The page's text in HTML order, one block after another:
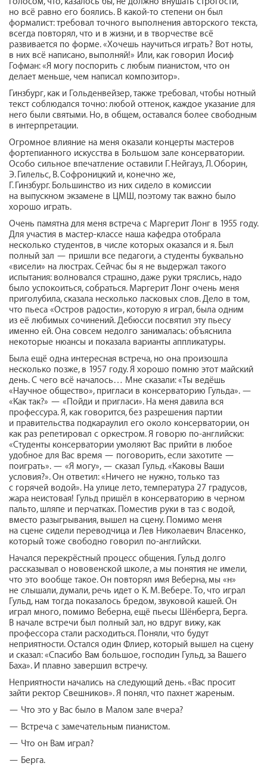
но всё равно его боялись. В какой-то степени он был
формалист: требовал точного выполнения авторского текста,
всегда повторял, что и в жизни, и в творчестве всё
развивается по форме. «Хочешь научиться играть? Вот ноты,
в них всё написано, выполняй!» Или, как говорил Иосиф
Гофман: «Я могу поспорить с любым пианистом, что он
делает меньше, чем написал композитор».
Гинзбург, как и Гольденвейзер, также требовал, чтобы нотный
текст соблюдался точно: любой оттенок, каждое указание для
него были святыми. Но, в общем, оставался более свободным
в интерпретации.
Огромное влияние на меня оказали концерты мастеров
фортепианного искусства в Большом зале консерватории.
Особо сильное впечатление оставили Г. Нейгауз, Л. Оборин,
Э. Гилельс, В. Софроницкий и, конечно же,
Г. Гинзбург. Большинство из них сидело в комиссии
на выпускном экзамене в ЦМШ, поэтому так важно было
хорошо играть.
Очень памятна для меня встреча с Маргерит Лонг в 1955 году.
Для участия в мастер-классе наша кафедра отобрала
несколько студентов, в числе которых оказался и я. Был
полный зал — пришли все педагоги, а студенты буквально
«висели» на люстрах. Сейчас бы я не выдержал такого
испытания: волновался страшно, даже руки тряслись, надо
было успокоиться, собраться. Маргерит Лонг очень меня
приголубила, сказала несколько ласковых слов. Дело в том,
что пьеса «Остров радости», которую я играл, была одним
из её любимых сочинений. Дебюсси посвятил эту пьесу
именно ей. Она совсем недолго занималась: объяснила
некоторые нюансы и показала варианты аппликатуры.
Была ещё одна интересная встреча, но она произошла
несколько позже, в 1957 году. Я хорошо помню этот майский
день. С чего всё началось… Мне сказали: «Ты ведёшь
«Научное общество», пригласи в консерваторию Гульда». —
«Как так?» — «Пойди и пригласи». На меня давила вся
профессура. Я, как говорится, без разрешения партии
и правительства подкараулил его около консерватории, он
как раз репетировал с оркестром. Я говорю по-английски:
«Студенты консерватории умоляют Вас прийти в любое
удобное для Вас время — поговорить, если захотите —
поиграть». — «Я могу», — сказал Гульд. «Каковы Ваши
условия?». Он ответил: «Ничего не нужно, только таз
с горячей водой». На улице лето, температура 27 градусов,
жара неистовая! Гульд пришёл в консерваторию в черном
пальто, шляпе и перчатках. Поместив руки в таз с водой,
вместо разыгрывания, вышел на сцену. Помимо меня
на сцене сидели переводчица и Лев Николаевич Власенко,
который тоже свободно говорил по-английски.
Начался перекрёстный процесс общения. Гульд долго
рассказывал о нововенской школе, а мы понятия не имели,
что это вообще такое. Он повторял имя Веберна, мы «н»
не слышали, думали, речь идет о К. М. Вебере. То, что играл
Гульд, нам тогда показалось бредом, звуковой кашей. Он
играл много, помимо Веберна, ещё пьесы Шёнберга, Берга.
В начале встречи был полный зал, но вдруг вижу, как
профессора стали расходиться. Поняли, что будут
неприятности. Остался один Флиер, который вышел на сцену
и сказал: «Спасибо Вам большое, господин Гульд, за Вашего
Баха». И плавно завершил встречу.
Неприятности начались на следующий день. «Вас просит
зайти ректор Свешников». Я понял, что пахнет жареным.
— Что это у Вас было в Малом зале вчера?
— Встреча с замечательным пианистом.
— Что он Вам играл?
— Берга.